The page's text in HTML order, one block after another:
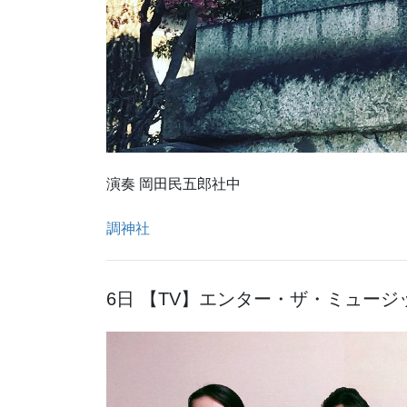
演奏 岡田民五郎社中
調神社
6日 【TV】エンター・ザ・ミュージ